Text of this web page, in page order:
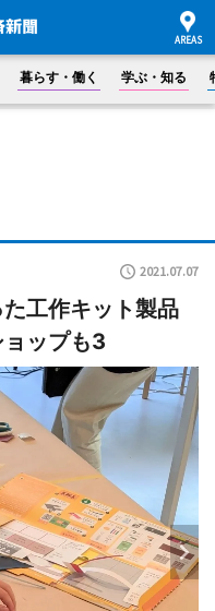
暮らす・働く 学ぶ・知る
2021.07.07
工作キット製品
ップも3